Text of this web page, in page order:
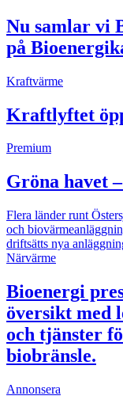
Nu samlar vi
på
Kraftvärme
Kraftlyftet
Premium
Gröna havet
Flera länder runt
och
driftsätts nya
Närvärme
Bioenergi
översikt med
och tjänster
biobränsle.
Annonsera